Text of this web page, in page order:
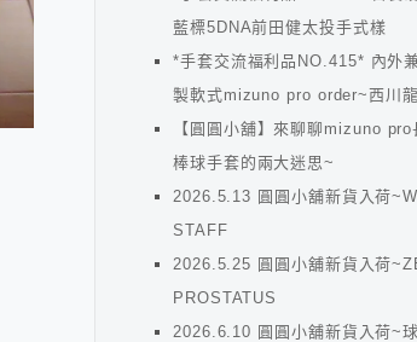
藍標5DNA前田健太投手式樣
*手套交流福利品NO.415* 內外
製軟式mizuno pro order~西川
【圓圓小舖】來聊聊mizuno pro
棒球手套的兩大迷思~
2026.5.13 圓圓小舖新貨入荷
STAFF
2026.5.25 圓圓小舖新貨入荷
PROSTATUS
2026.6.10 圓圓小舖新貨入荷~